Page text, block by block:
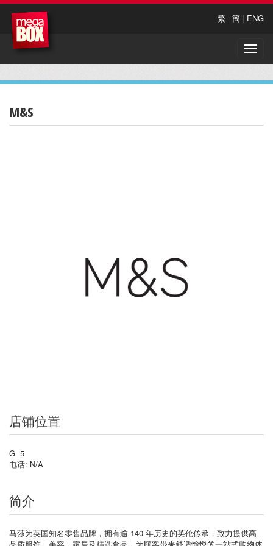
繁 | 簡 | ENG
Toggle
M&S
店铺位置
G 5
电话: N/A
简介
马莎为英国知名零售品牌，拥有逾 140 年历史的英伦传承，致力提供高